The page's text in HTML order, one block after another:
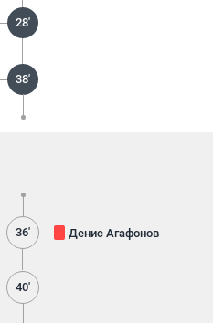
28'
38'
36' Денис Агафонов
40'